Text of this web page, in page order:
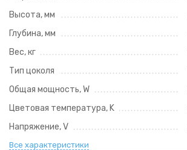
Высота, мм
Глубина, мм
Вес, кг
Тип цоколя
Общая мощность, W
Цветовая температура, K
Напряжение, V
Все характеристики